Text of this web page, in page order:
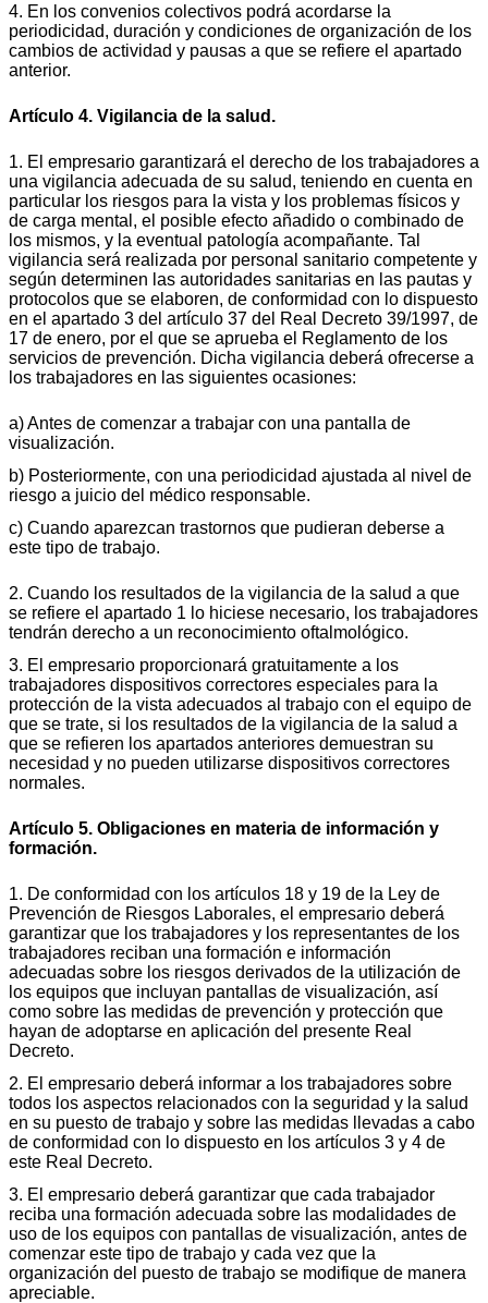
4. En los convenios colectivos podrá acordarse la
periodicidad, duración y condiciones de organización de los
cambios de actividad y pausas a que se refiere el apartado
anterior.
Artículo 4. Vigilancia de la salud.
1. El empresario garantizará el derecho de los trabajadores a
una vigilancia adecuada de su salud, teniendo en cuenta en
particular los riesgos para la vista y los problemas físicos y
de carga mental, el posible efecto añadido o combinado de
los mismos, y la eventual patología acompañante. Tal
vigilancia será realizada por personal sanitario competente y
según determinen las autoridades sanitarias en las pautas y
protocolos que se elaboren, de conformidad con lo dispuesto
en el apartado 3 del artículo 37 del Real Decreto 39/1997, de
17 de enero, por el que se aprueba el Reglamento de los
servicios de prevención. Dicha vigilancia deberá ofrecerse a
los trabajadores en las siguientes ocasiones:
a) Antes de comenzar a trabajar con una pantalla de
visualización.
b) Posteriormente, con una periodicidad ajustada al nivel de
riesgo a juicio del médico responsable.
c) Cuando aparezcan trastornos que pudieran deberse a
este tipo de trabajo.
2. Cuando los resultados de la vigilancia de la salud a que
se refiere el apartado 1 lo hiciese necesario, los trabajadores
tendrán derecho a un reconocimiento oftalmológico.
3. El empresario proporcionará gratuitamente a los
trabajadores dispositivos correctores especiales para la
protección de la vista adecuados al trabajo con el equipo de
que se trate, si los resultados de la vigilancia de la salud a
que se refieren los apartados anteriores demuestran su
necesidad y no pueden utilizarse dispositivos correctores
normales.
Artículo 5. Obligaciones en materia de información y
formación.
1. De conformidad con los artículos 18 y 19 de la Ley de
Prevención de Riesgos Laborales, el empresario deberá
garantizar que los trabajadores y los representantes de los
trabajadores reciban una formación e información
adecuadas sobre los riesgos derivados de la utilización de
los equipos que incluyan pantallas de visualización, así
como sobre las medidas de prevención y protección que
hayan de adoptarse en aplicación del presente Real
Decreto.
2. El empresario deberá informar a los trabajadores sobre
todos los aspectos relacionados con la seguridad y la salud
en su puesto de trabajo y sobre las medidas llevadas a cabo
de conformidad con lo dispuesto en los artículos 3 y 4 de
este Real Decreto.
3. El empresario deberá garantizar que cada trabajador
reciba una formación adecuada sobre las modalidades de
uso de los equipos con pantallas de visualización, antes de
comenzar este tipo de trabajo y cada vez que la
organización del puesto de trabajo se modifique de manera
apreciable.